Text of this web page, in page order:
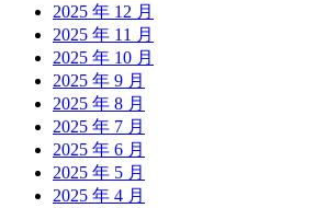
2025 年 12 月
2025 年 11 月
2025 年 10 月
2025 年 9 月
2025 年 8 月
2025 年 7 月
2025 年 6 月
2025 年 5 月
2025 年 4 月